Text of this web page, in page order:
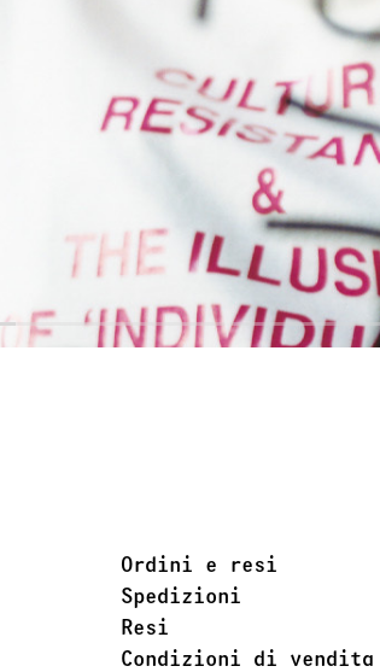
Ordini e resi
Spedizioni
Resi
Condizioni di vendita